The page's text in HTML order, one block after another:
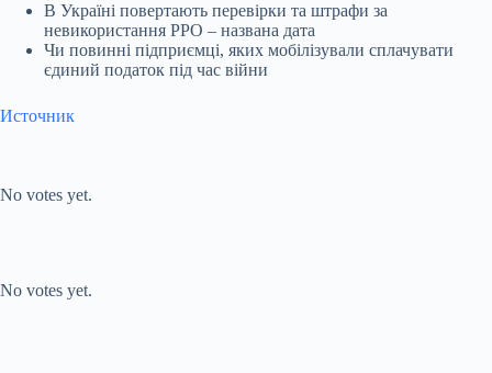
В Україні повертають перевірки та штрафи за
невикористання РРО – названа дата
Чи повинні підприємці, яких мобілізували сплачувати
єдиний податок під час війни
Источник
No votes yet.
No votes yet.